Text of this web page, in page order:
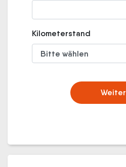
Kilometerstand
Weiter